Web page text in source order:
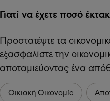
Γιατί να έχετε ποσό
Προστατέψτε τα
εξασφαλίστε την
αποταμιεύοντας ένα
Οικιακή Οικονομία